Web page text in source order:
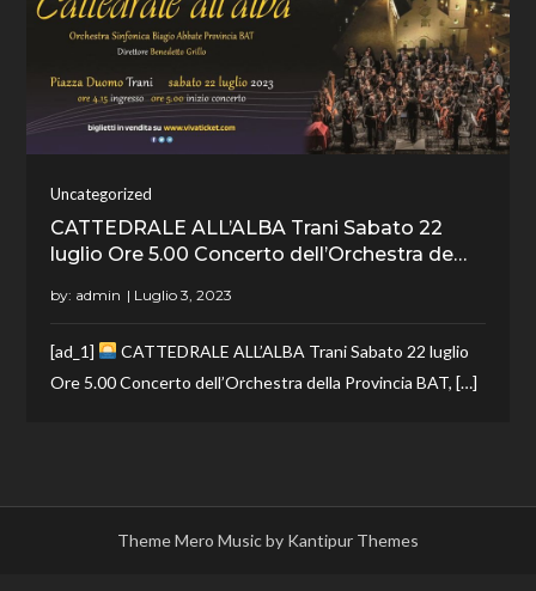
Uncategorized
CATTEDRALE ALL’ALBA Trani Sabato 22
luglio Ore 5.00 Concerto dell’Orchestra de…
by: admin
[ad_1]
CATTEDRALE ALL’ALBA Trani Sabato 22 luglio
Ore 5.00 Concerto dell’Orchestra della Provincia BAT, […]
Theme Mero Music by Kantipur Themes